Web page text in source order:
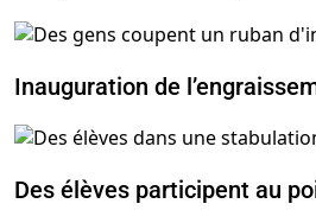
Inauguration de
Des élèves participent au